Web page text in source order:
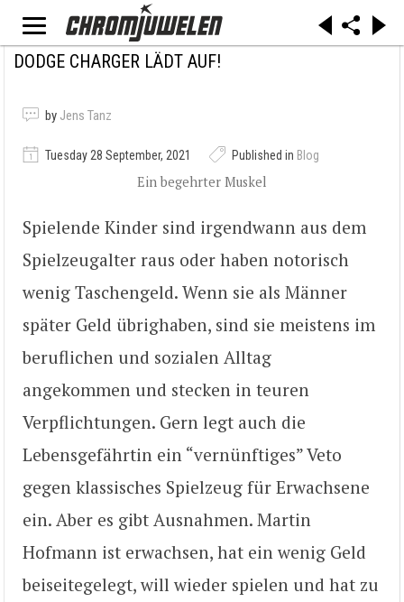
DODGE CHARGER LÄDT AUF!
by Jens Tanz
Tuesday 28 September, 2021 Published in Blog
Ein begehrter Muskel
Spielende Kinder sind irgendwann aus dem
Spielzeugalter raus oder haben notorisch
wenig Taschengeld. Wenn sie als Männer
später Geld übrighaben, sind sie meistens im
beruflichen und sozialen Alltag
angekommen und stecken in teuren
Verpflichtungen. Gern legt auch die
Lebensgefährtin ein “vernünftiges” Veto
gegen klassisches Spielzeug für Erwachsene
ein. Aber es gibt Ausnahmen. Martin
Hofmann ist erwachsen, hat ein wenig Geld
beiseitegelegt, will wieder spielen und hat zu